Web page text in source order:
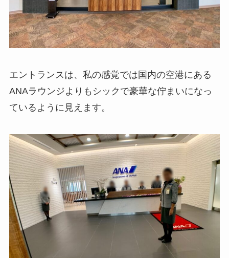
エントランスは、私の感覚では国内の空港にある
ANAラウンジよりもシックで豪華な佇まいになっ
ているように見えます。